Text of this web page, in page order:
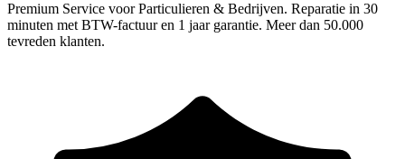
Premium Service voor Particulieren & Bedrijven. Reparatie in 30
minuten met BTW-factuur en 1 jaar garantie. Meer dan 50.000
tevreden klanten.